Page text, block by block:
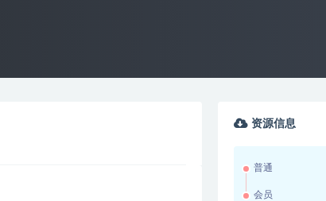
资源信息
普通
会员